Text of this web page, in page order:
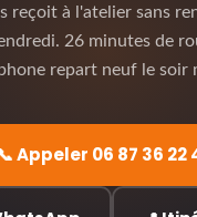
reçoit à l'atelier sans
26 minutes de
repart neuf le soir
Appeler 06 87 36 22